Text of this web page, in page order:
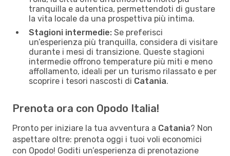
tranquilla e autentica, permettendoti di gustare
la vita locale da una prospettiva più intima.
Stagioni intermedie: Se preferisci
un’esperienza più tranquilla, considera di visitare
durante i mesi di transizione. Queste stagioni
intermedie offrono temperature più miti e meno
affollamento, ideali per un turismo rilassato e per
scoprire i tesori nascosti di Catania.
Prenota ora con Opodo Italia!
Pronto per iniziare la tua avventura a Catania? Non
aspettare oltre: prenota oggi i tuoi voli economici
con Opodo! Goditi un’esperienza di prenotazione